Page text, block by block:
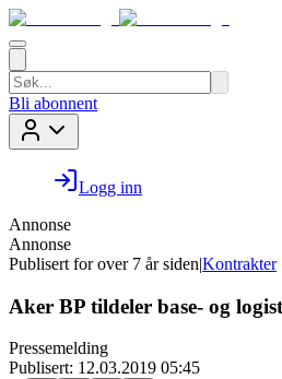
Bli abonnent
Logg inn
Annonse
Annonse
Publisert for over 7 år siden|Kontrakter
Aker BP tildeler base- og
Pressemelding
Publisert: 12.03.2019 05:45